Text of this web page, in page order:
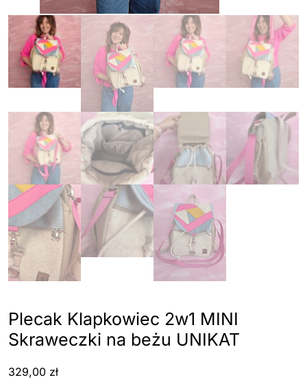
Plecak Klapkowiec 2w1 MINI
Skraweczki na beżu UNIKAT
329,00 zł